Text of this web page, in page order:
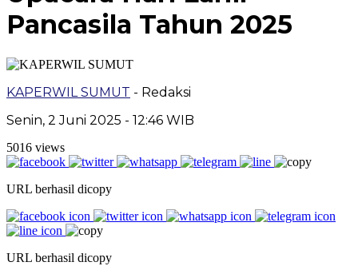
Pancasila Tahun 2025
KAPERWIL SUMUT - Redaksi
Senin, 2 Juni 2025 - 12:46 WIB
5016 views
URL berhasil dicopy
URL berhasil dicopy